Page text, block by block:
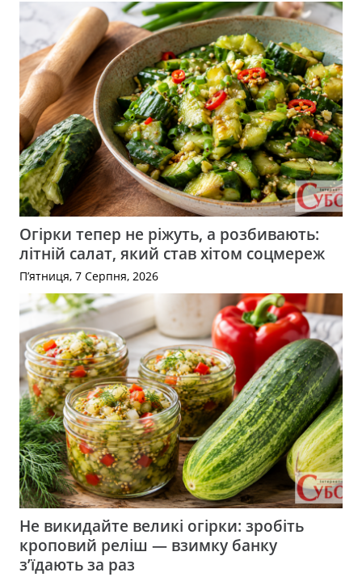
Огірки тепер не ріжуть, а розбивають:
літній салат, який став хітом соцмереж
П’ятниця, 7 Серпня, 2026
Не викидайте великі огірки: зробіть
кроповий реліш — взимку банку
з’їдають за раз